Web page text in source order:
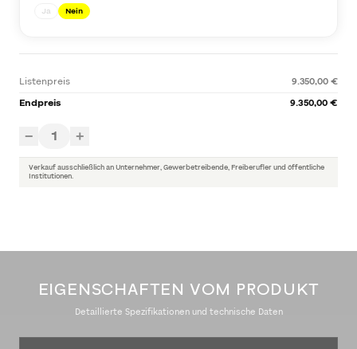
Ja Nein
Listenpreis
9.350,00 €
Endpreis
9.350,00 €
− 1 +
Verkauf ausschließlich an Unternehmer, Gewerbetreibende, Freiberufler und öffentliche
Institutionen.
EIGENSCHAFTEN VOM PRODUKT
Detaillierte Spezifikationen und technische Daten